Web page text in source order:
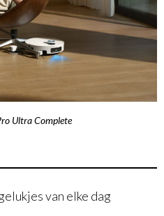
Ultra Complete
van elke dag